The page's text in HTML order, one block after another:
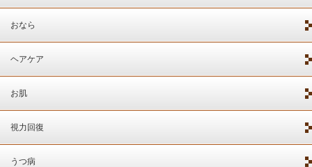
おなら
ヘアケア
お肌
視力回復
うつ病